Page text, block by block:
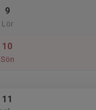
9
Lör
10
Sön
11